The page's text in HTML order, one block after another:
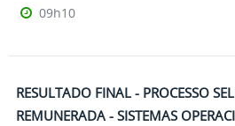
09h10
RESULTADO FINAL - PROCESSO
REMUNERADA - SISTEMAS